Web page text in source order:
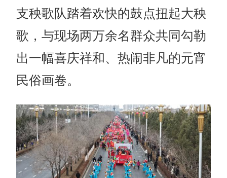
支秧歌队踏着欢快的鼓点扭起大秧
歌，与现场两万余名群众共同勾勒
出一幅喜庆祥和、热闹非凡的元宵
民俗画卷。